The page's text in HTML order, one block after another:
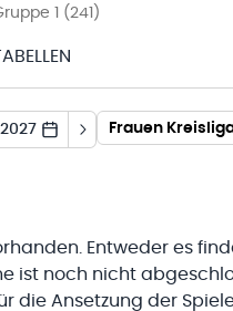
1 (241)
Frauen
Entweder es
ist noch nicht
die Ansetzung der